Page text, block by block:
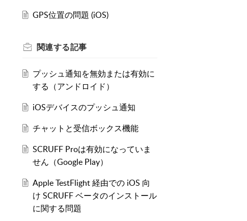
GPS位置の問題 (iOS)
関連する記事
プッシュ通知を無効または有効に
する（アンドロイド）
iOSデバイスのプッシュ通知
チャットと受信ボックス機能
SCRUFF Proは有効になっていま
せん（Google Play）
Apple TestFlight 経由での iOS 向
け SCRUFF ベータのインストール
に関する問題